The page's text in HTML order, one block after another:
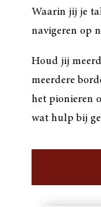
Waarin jij je
navigeren op
Houd jij
meerdere
het pionieren
wat hulp bij